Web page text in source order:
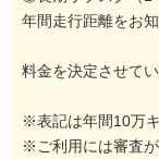
年間走行距離をお
料金を決定させてい
※表記は年間10万
※ご利用には審査が